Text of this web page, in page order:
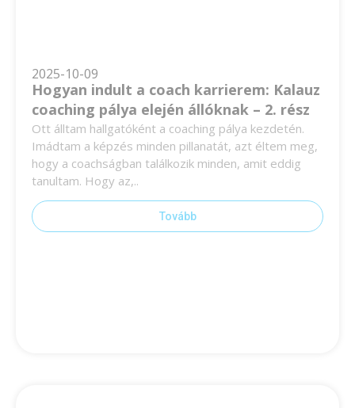
2025-10-09
Hogyan indult a coach karrierem: Kalauz
coaching pálya elején állóknak – 2. rész
Ott álltam hallgatóként a coaching pálya kezdetén.
Imádtam a képzés minden pillanatát, azt éltem meg,
hogy a coachságban találkozik minden, amit eddig
tanultam. Hogy az,..
Tovább